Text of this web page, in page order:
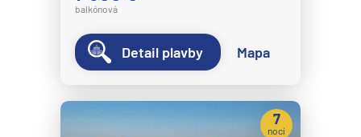
balkónová
Detail plavby Mapa
7
nocí